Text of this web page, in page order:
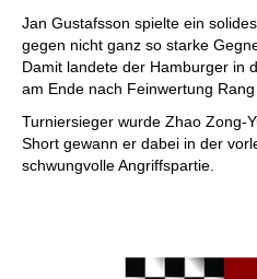
Jan Gustafsson spielte ein
gegen nicht ganz so starke
Damit landete der Hamburger in
am Ende nach Feinwertung Rang
Turniersieger wurde Zhao Zong-
Short gewann er dabei in der
schwungvolle Angriffspartie.